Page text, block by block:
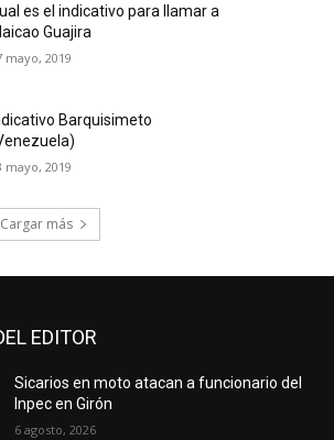
es el indicativo para llamar a
Guajira
mayo, 2019
Barquisimeto
mayo, 2019
Cargar más
EDITOR
Sicarios en moto atacan a funcionario del
Inpec en Girón
6 agosto, 2026